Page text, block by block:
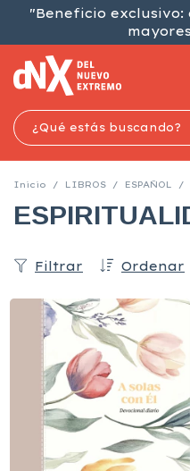
"Beneficio
Inicio / LIBROS / ESPAÑOL /
Ordenar
Filtrar